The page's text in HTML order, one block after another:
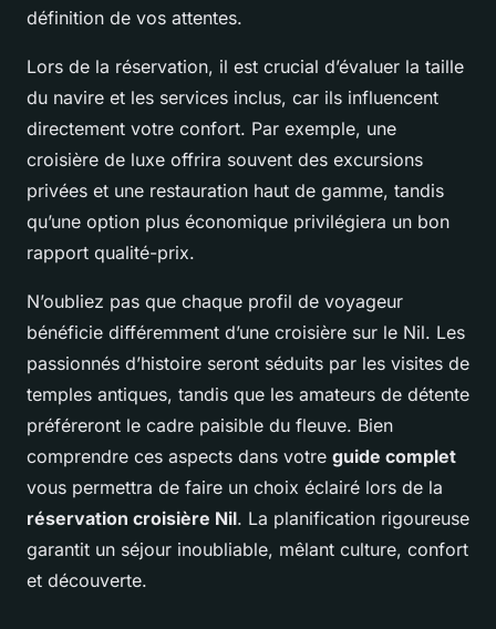
définition de vos attentes.
Lors de la réservation, il est crucial d’évaluer la taille
du navire et les services inclus, car ils influencent
directement votre confort. Par exemple, une
croisière de luxe offrira souvent des excursions
privées et une restauration haut de gamme, tandis
qu’une option plus économique privilégiera un bon
rapport qualité-prix.
N’oubliez pas que chaque profil de voyageur
bénéficie différemment d’une croisière sur le Nil. Les
passionnés d’histoire seront séduits par les visites de
temples antiques, tandis que les amateurs de détente
préféreront le cadre paisible du fleuve. Bien
comprendre ces aspects dans votre guide complet
vous permettra de faire un choix éclairé lors de la
réservation croisière Nil. La planification rigoureuse
garantit un séjour inoubliable, mêlant culture, confort
et découverte.